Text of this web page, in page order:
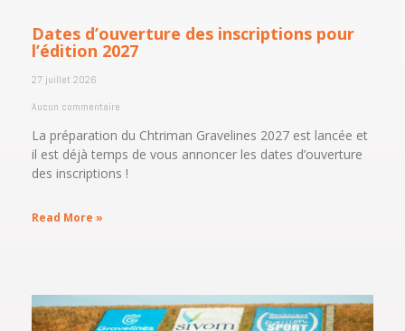
Dates d’ouverture des inscriptions pour
l’édition 2027
27 juillet 2026
Aucun commentaire
La préparation du Chtriman Gravelines 2027 est lancée et
il est déjà temps de vous annoncer les dates d’ouverture
des inscriptions !
Read More »